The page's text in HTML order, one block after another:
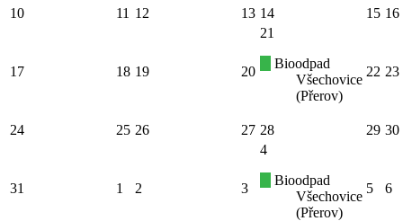
10 11 12 13 14 15 16
17 18 19 20
21
Bioodpad
Všechovice
(Přerov)
22 23
24 25 26 27 28 29 30
31 1 2 3
4
Bioodpad
Všechovice
(Přerov)
5 6